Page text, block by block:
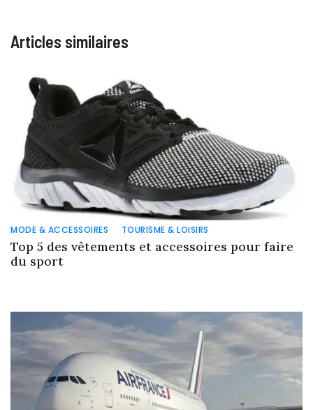
Articles similaires
MODE & ACCESSOIRES TOURISME & LOISIRS
Top 5 des vêtements et accessoires pour faire
du sport